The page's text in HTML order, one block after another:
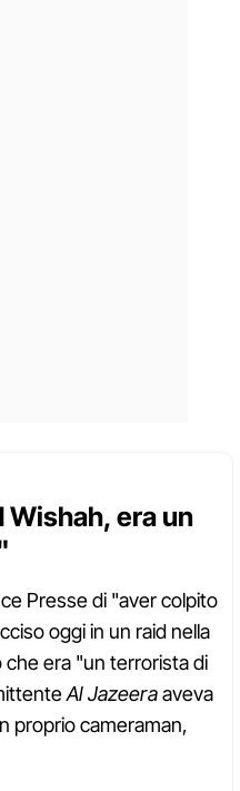
era un
Presse di "aver colpito
oggi in un raid nella
che era "un terrorista di
Al Jazeeraaveva
proprio cameraman,